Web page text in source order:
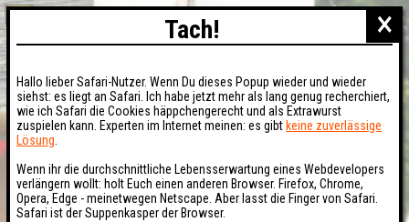
×
Tach!
Hallo lieber Safari-Nutzer. Wenn Du dieses Popup wieder und wieder
siehst: es liegt an Safari. Ich habe jetzt mehr als lang genug recherchiert,
wie ich Safari die Cookies häppchengerecht und als Extrawurst
zuspielen kann. Experten im Internet meinen: es gibt keine zuverlässige
Lösung
Wenn ihr die durchschnittliche Lebensserwartung eines Webdevelopers
verlängern wollt: holt Euch einen anderen Browser. Firefox, Chrome,
Opera, Edge - meinetwegen Netscape. Aber lasst die Finger von Safari.
Safari ist der Suppenkasper der Browser.